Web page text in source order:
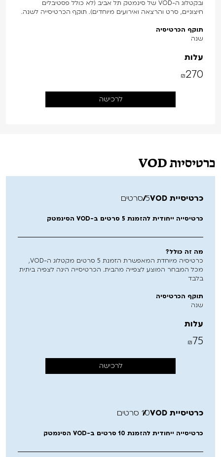
ובקטלוג ה-VOD של סינמטק תל אביב (לא כולל פסטיבלים
חיצוניים, סרט והרצאה ואירועים מיוחדים). תוקף הכרטיסייה לשנה.
תוקף הכרטיסיה
שנה
עלות
₪270
לרכישה
כרטיסיות VOD
כרטיסיית VOD 5 סרטים
כרטיסייה ייחודית להזמנת 5 סרטים ב-VOD הסינמטק
מה זה כולל?
כרטיסיה מיוחדת המאפשרת הזמנת 5 סרטים מקטלוג ה-VOD,
מכל המבחר המוצע לצפייה מהבית. הכרטיסייה הינה לצפיה ביתית
בלבד
תוקף הכרטיסיה
שנה
עלות
₪75
לרכישה
כרטיסיית VOD 10 סרטים
כרטיסייה ייחודית להזמנת 10 סרטים ב-VOD הסינמטק